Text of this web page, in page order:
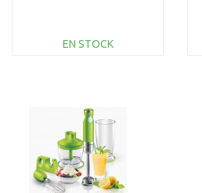
EN STOCK
Au comparatif